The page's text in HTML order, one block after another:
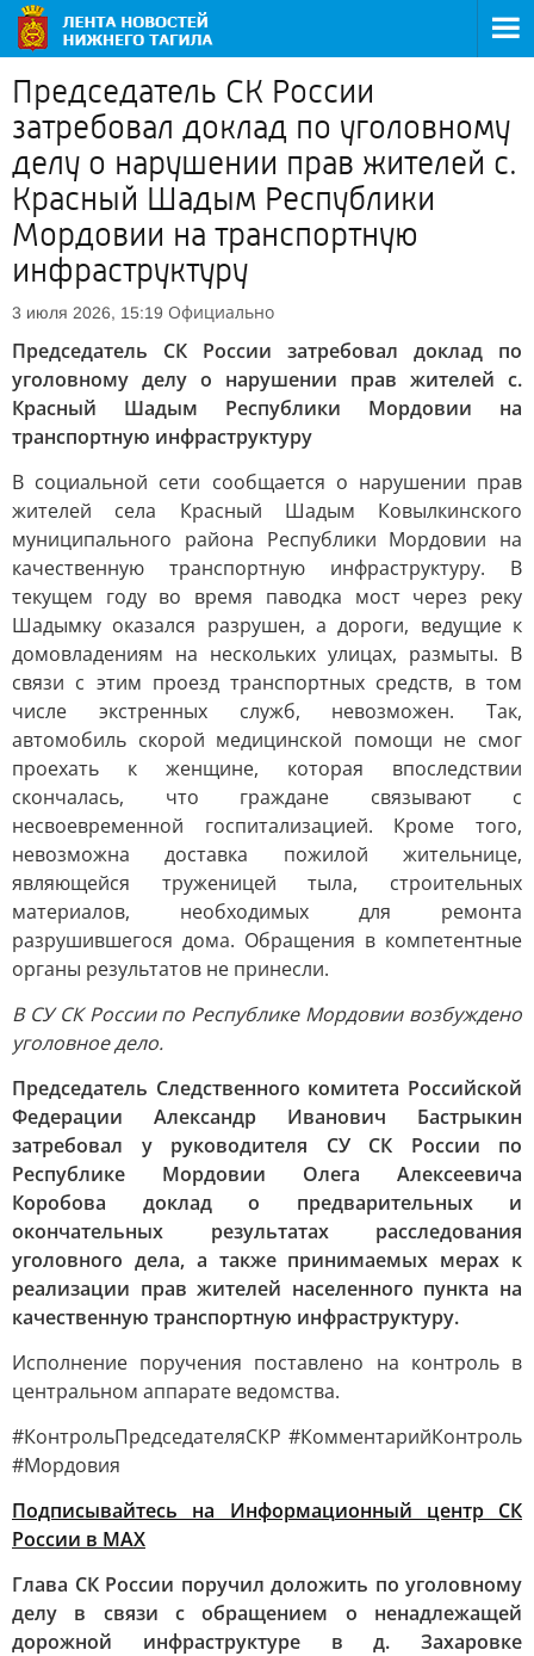
Председатель СК России
затребовал доклад по уголовному
делу о нарушении прав жителей с.
Красный Шадым Республики
Мордовии на транспортную
инфраструктуру
3 июля 2026, 15:19 Официально
Председатель СК России затребовал доклад по
уголовному делу о нарушении прав жителей с.
Красный Шадым Республики Мордовии на
транспортную инфраструктуру
В социальной сети сообщается о нарушении прав
жителей села Красный Шадым Ковылкинского
муниципального района Республики Мордовии на
качественную транспортную инфраструктуру. В
текущем году во время паводка мост через реку
Шадымку оказался разрушен, а дороги, ведущие к
домовладениям на нескольких улицах, размыты. В
связи с этим проезд транспортных средств, в том
числе экстренных служб, невозможен. Так,
автомобиль скорой медицинской помощи не смог
проехать к женщине, которая впоследствии
скончалась, что граждане связывают с
несвоевременной госпитализацией. Кроме того,
невозможна доставка пожилой жительнице,
являющейся труженицей тыла, строительных
материалов, необходимых для ремонта
разрушившегося дома. Обращения в компетентные
органы результатов не принесли.
В СУ СК России по Республике Мордовии возбуждено
уголовное дело.
Председатель Следственного комитета Российской
Федерации Александр Иванович Бастрыкин
затребовал у руководителя СУ СК России по
Республике Мордовии Олега Алексеевича
Коробова доклад о предварительных и
окончательных результатах расследования
уголовного дела, а также принимаемых мерах к
реализации прав жителей населенного пункта на
качественную транспортную инфраструктуру.
Исполнение поручения поставлено на контроль в
центральном аппарате ведомства.
#КонтрольПредседателяСКР #КомментарийКонтроль
#Мордовия
Подписывайтесь на Информационный центр СК
России в MAХ
Глава СК России поручил доложить по уголовному
делу в связи с обращением о ненадлежащей
дорожной инфраструктуре в д. Захаровке